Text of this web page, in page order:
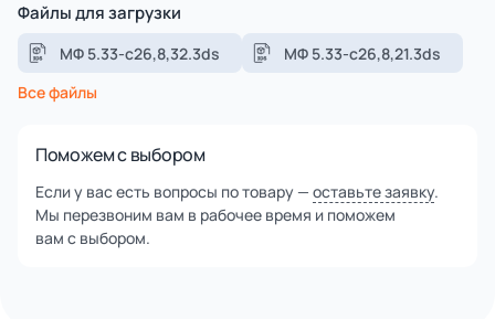
Файлы для загрузки
МФ 5.33-с26,8,32.3ds
МФ 5.33-с26,8,21.3ds
Все файлы
Поможем с выбором
Если у вас есть вопросы по товару — оставьте заявку.
Мы перезвоним вам в рабочее время и поможем
вам с выбором.